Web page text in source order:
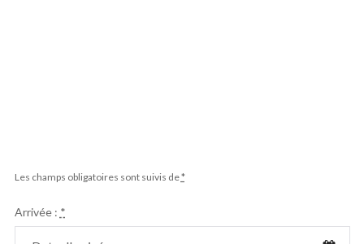
Les champs obligatoires sont suivis de*
Arrivée : *